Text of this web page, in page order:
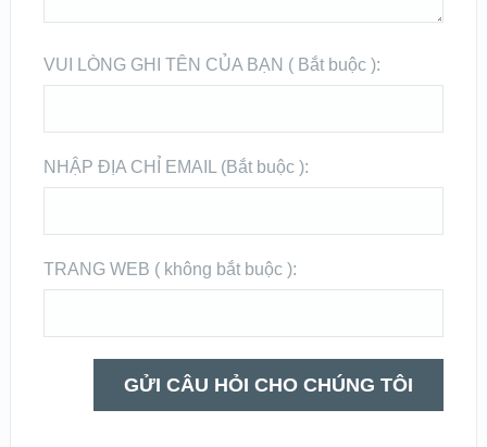
VUI LÒNG GHI TÊN CỦA BẠN ( Bắt buộc ):
NHẬP ĐỊA CHỈ EMAIL (Bắt buộc ):
TRANG WEB ( không bắt buộc ):